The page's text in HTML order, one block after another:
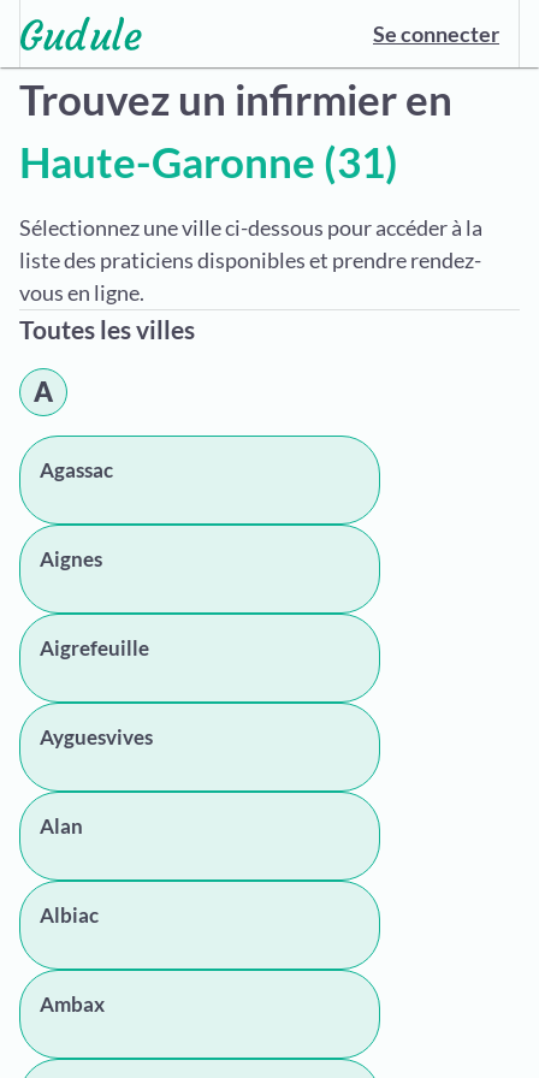
Se connecter
Trouvez un infirmier en
Haute-Garonne (31)
Sélectionnez une ville ci-dessous pour accéder à la
liste des praticiens disponibles et prendre rendez-
vous en ligne.
Toutes les villes
A
Agassac
Aignes
Aigrefeuille
Ayguesvives
Alan
Albiac
Ambax